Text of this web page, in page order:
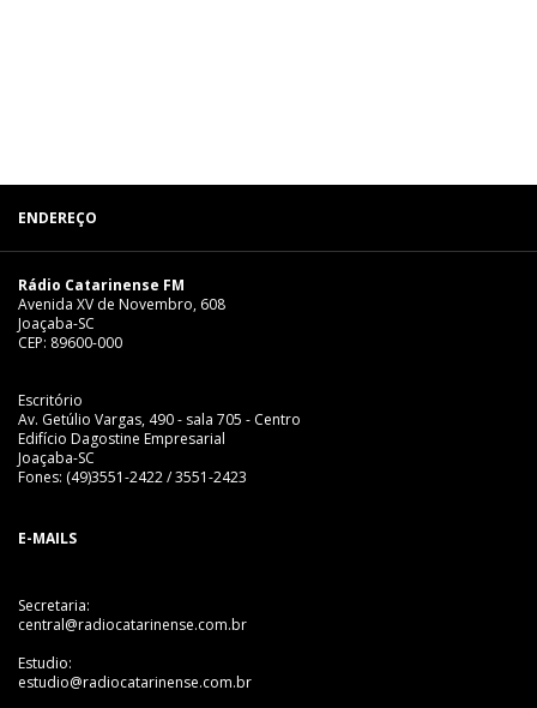
ENDEREÇO
Rádio Catarinense FM
Avenida XV de Novembro, 608
Joaçaba-SC
CEP: 89600-000
Escritório
Av. Getúlio Vargas, 490 - sala 705 - Centro
Edifício Dagostine Empresarial
Joaçaba-SC
Fones: (49)3551-2422 / 3551-2423
E-MAILS
Secretaria:
central@radiocatarinense.com.br
Estudio:
estudio@radiocatarinense.com.br